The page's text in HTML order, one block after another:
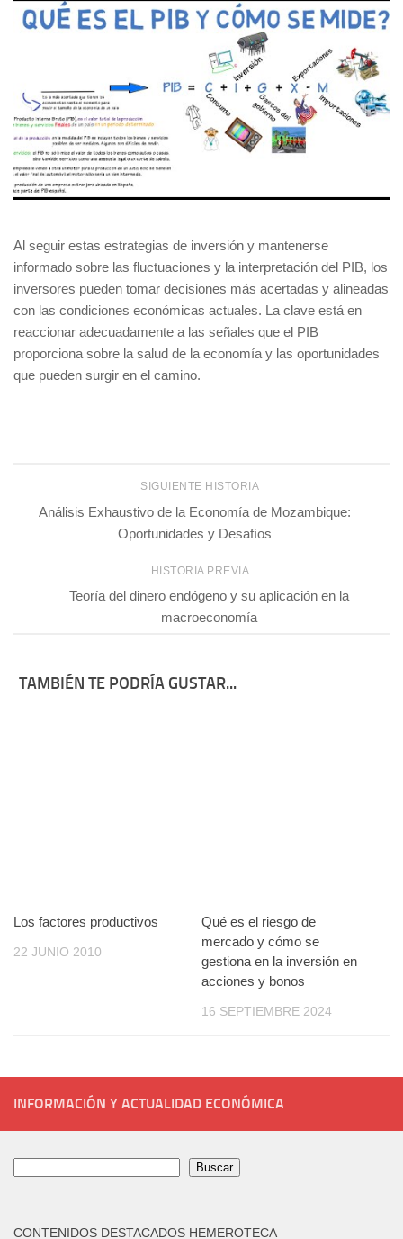
Al seguir estas estrategias de inversión y mantenerse
informado sobre las fluctuaciones y la interpretación del PIB, los
inversores pueden tomar decisiones más acertadas y alineadas
con las condiciones económicas actuales. La clave está en
reaccionar adecuadamente a las señales que el PIB
proporciona sobre la salud de la economía y las oportunidades
que pueden surgir en el camino.
SIGUIENTE HISTORIA
Análisis Exhaustivo de la Economía de Mozambique:
Oportunidades y Desafíos
HISTORIA PREVIA
Teoría del dinero endógeno y su aplicación en la
macroeconomía
TAMBIÉN TE PODRÍA GUSTAR...
Los factores productivos
22 JUNIO 2010
Qué es el riesgo de
mercado y cómo se
gestiona en la inversión en
acciones y bonos
16 SEPTIEMBRE 2024
INFORMACIÓN Y ACTUALIDAD ECONÓMICA
Buscar
CONTENIDOS DESTACADOS HEMEROTECA